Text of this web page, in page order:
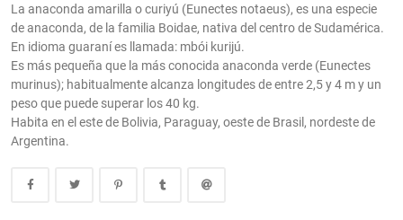
La anaconda amarilla o curiyú (Eunectes notaeus), es una especie
de anaconda, de la familia Boidae, nativa del centro de Sudamérica.
En idioma guaraní es llamada: mbói kurijú.
Es más pequeña que la más conocida anaconda verde (Eunectes
murinus); habitualmente alcanza longitudes de entre 2,5 y 4 m y un
peso que puede superar los 40 kg.
Habita en el este de Bolivia, Paraguay, oeste de Brasil, nordeste de
Argentina.